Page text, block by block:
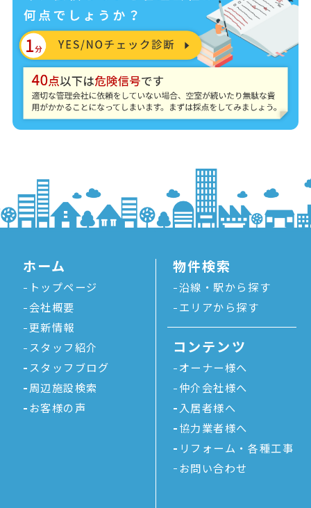
ホーム
トップページ
会社概要
更新情報
スタッフ紹介
スタッフブログ
周辺施設検索
お客様の声
物件検索
沿線・駅から探す
エリアから探す
コンテンツ
オーナー様へ
仲介会社様へ
入居者様へ
協力業者様へ
リフォーム・各種工事
お問い合わせ